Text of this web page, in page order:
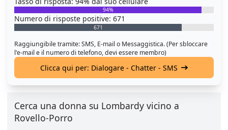
94%
Numero di risposte positive: 671
671
Raggiungibile tramite: SMS, E-mail o Messaggistica. (Per sbloccare
l'e-mail e il numero di telefono, devi essere membro)
Clicca qui per: Dialogare - Chatter - SMS
Cerca una donna su Lombardy vicino a
Rovello-Porro